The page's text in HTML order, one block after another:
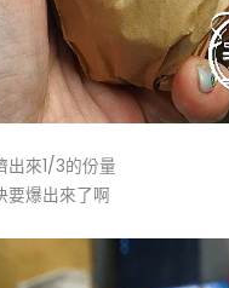
出來1/3的份量
要爆出來了啊